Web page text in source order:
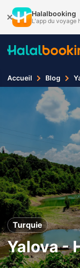
Halalbooking
L'app du voyage
Accueil Blog
Turquie
Yalova -